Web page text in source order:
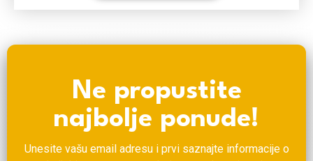
Ne propustite
najbolje ponude!
Unesite vašu email adresu i prvi saznajte informacije o